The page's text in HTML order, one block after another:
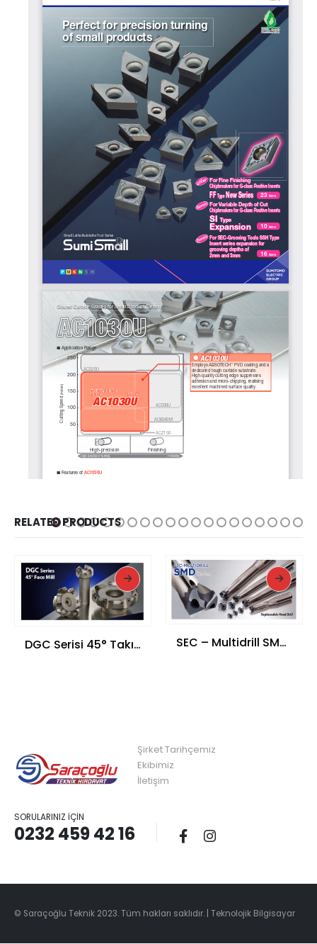
RELATED PRODUCTS
DGC Serisi 45° Takım SEC – Multidrill SMD Tipi Takma Başlı Matkap
READ MORE READ MORE
Şirket Tarihçemiz
Ekibimiz
İletişim
SORULARINIZ İÇIN
0232 459 42 16
© Saraçoğlu Teknik 2023. Tüm hakları saklıdır. | Teknolojik Bilgisayar